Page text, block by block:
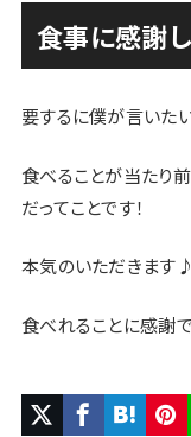
食事に感謝
要するに僕が言いた
食べることが当たり
だってことです！
本気のいただきます
食べれることに感謝で